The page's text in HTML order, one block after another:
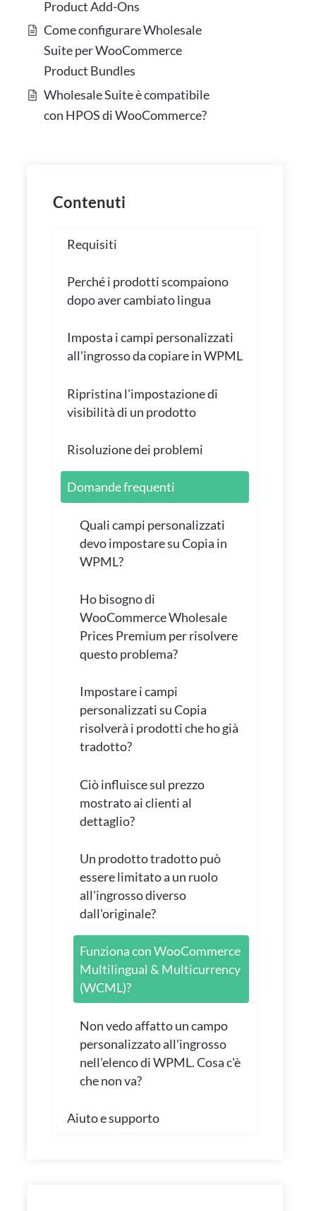
Product Add-Ons
Come configurare Wholesale
Suite per WooCommerce
Product Bundles
Wholesale Suite è compatibile
con HPOS di WooCommerce?
Contenuti
Requisiti
Perché i prodotti scompaiono
dopo aver cambiato lingua
Imposta i campi personalizzati
all'ingrosso da copiare in WPML
Ripristina l'impostazione di
visibilità di un prodotto
Risoluzione dei problemi
Domande frequenti
Quali campi personalizzati
devo impostare su Copia in
WPML?
Ho bisogno di
WooCommerce Wholesale
Prices Premium per risolvere
questo problema?
Impostare i campi
personalizzati su Copia
risolverà i prodotti che ho già
tradotto?
Ciò influisce sul prezzo
mostrato ai clienti al
dettaglio?
Un prodotto tradotto può
essere limitato a un ruolo
all'ingrosso diverso
dall'originale?
Funziona con WooCommerce
Multilingual & Multicurrency
(WCML)?
Non vedo affatto un campo
personalizzato all'ingrosso
nell'elenco di WPML. Cosa c'è
che non va?
Aiuto e supporto